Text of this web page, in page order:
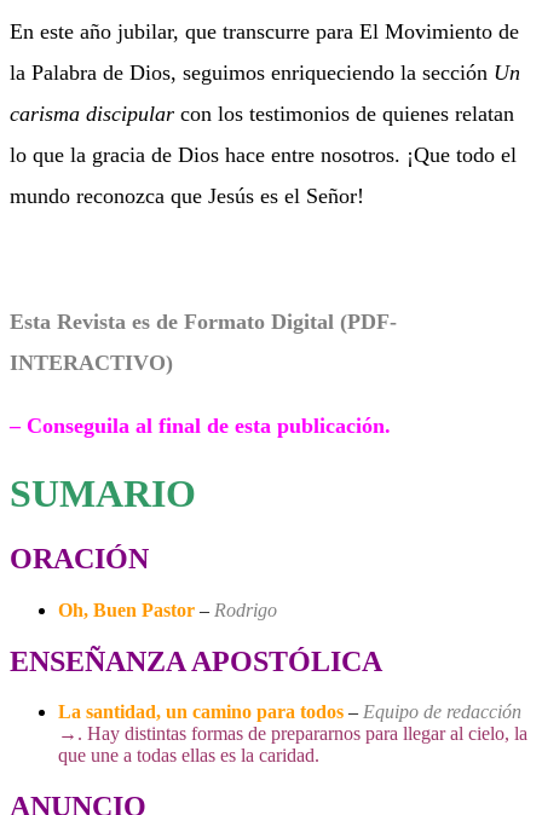
En este año jubilar, que transcurre para El Movimiento de
la Palabra de Dios, seguimos enriqueciendo la sección Un
carisma discipular con los testimonios de quienes relatan
lo que la gracia de Dios hace entre nosotros. ¡Que todo el
mundo reconozca que Jesús es el Señor!
Esta Revista es de Formato Digital (PDF-
INTERACTIVO)
– Conseguila al final de esta publicación.
SUMARIO
ORACIÓN
Oh, Buen Pastor – Rodrigo
ENSEÑANZA APOSTÓLICA
La santidad, un camino para todos – Equipo de redacción
→ . Hay distintas formas de prepararnos para llegar al cielo, la
que une a todas ellas es la caridad.
ANUNCIO